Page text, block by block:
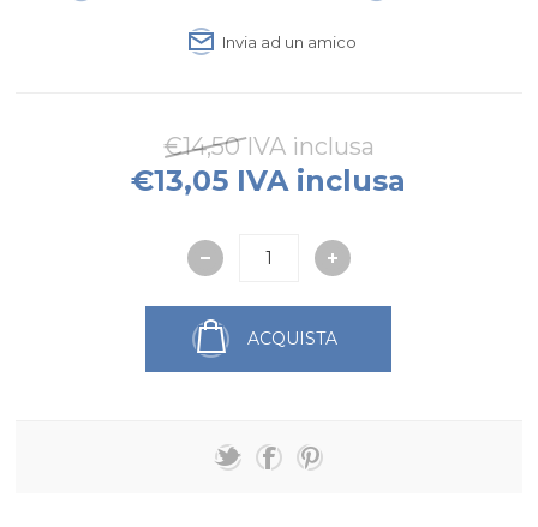
Invia ad un amico
€14,50 IVA inclusa
€13,05 IVA inclusa
ACQUISTA